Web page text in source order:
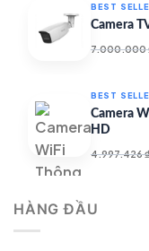
BEST
Camera
7.000.000
BEST
Camera
HD
4.997.426
HÀNG ĐẦU